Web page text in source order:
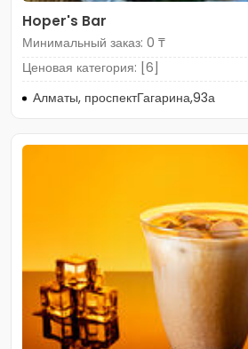
Hoper's Bar
Минимальный заказ: 0 ₸
Ценовая категория: [6]
Алматы, проспектГагарина,93а